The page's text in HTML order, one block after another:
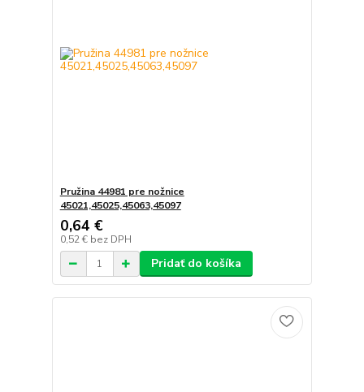
Pružina 44981 pre nožnice
45021,45025,45063,45097
0,64 €
0,52 € bez DPH
Pridať do košíka